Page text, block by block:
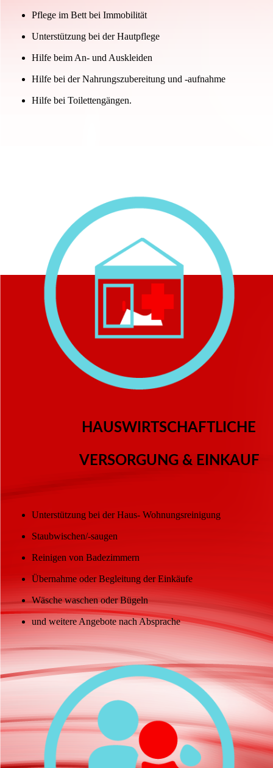
Pflege im Bett bei Immobilität
Unterstützung bei der Hautpflege
Hilfe beim An- und Auskleiden
Hilfe bei der Nahrungszubereitung und -aufnahme
Hilfe bei Toilettengängen.
HAUSWIRTSCHAFTLICHE
VERSORGUNG & EINKAUF
Unterstützung bei der Haus- Wohnungsreinigung
Staubwischen/-saugen
Reinigen von Badezimmern
Übernahme oder Begleitung der Einkäufe
Wäsche waschen oder Bügeln
und weitere Angebote nach Absprache